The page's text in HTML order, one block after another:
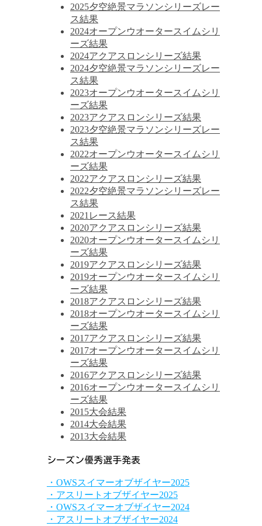
2025夕空絶景マラソンシリーズレー
ス結果
2024オープンウオータースイムシリ
ーズ結果
2024アクアスロンシリーズ結果
2024夕空絶景マラソンシリーズレー
ス結果
2023オープンウオータースイムシリ
ーズ結果
2023アクアスロンシリーズ結果
2023夕空絶景マラソンシリーズレー
ス結果
2022オープンウオータースイムシリ
ーズ結果
2022アクアスロンシリーズ結果
2022夕空絶景マラソンシリーズレー
ス結果
2021レース結果
2020アクアスロンシリーズ結果
2020オープンウオータースイムシリ
ーズ結果
2019アクアスロンシリーズ結果
2019オープンウオータースイムシリ
ーズ結果
2018アクアスロンシリーズ結果
2018オープンウオータースイムシリ
ーズ結果
2017アクアスロンシリーズ結果
2017オープンウオータースイムシリ
ーズ結果
2016アクアスロンシリーズ結果
2016オープンウオータースイムシリ
ーズ結果
2015大会結果
2014大会結果
2013大会結果
シーズン優秀選手発表
・OWSスイマーオブザイヤー2025
・アスリートオブザイヤー2025
・OWSスイマーオブザイヤー2024
・アスリートオブザイヤー2024